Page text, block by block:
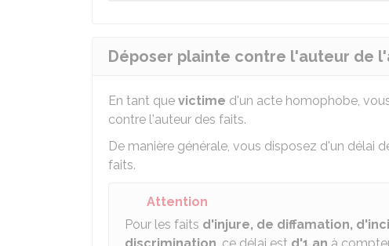
Déposer plainte contre l'auteur de
En tant que victime d'un acte homophobe,
contre l'auteur des faits.
De manière générale, vous disposez d'un délai
faits.
Attention
Pour les faits d'injure, de diffamation,